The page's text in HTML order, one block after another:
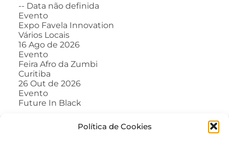
Política de Cookies
-- Data não definida
Evento
Expo Favela Innovation
Vários Locais
16 Ago de 2026
Evento
Feira Afro da Zumbi
Curitiba
26 Out de 2026
Evento
Future In Black